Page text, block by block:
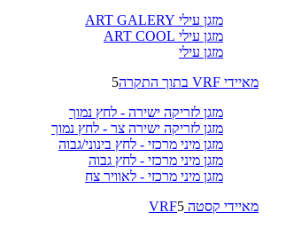
מזגן עילי ART GALERY
מזגן עילי ART COOL
מזגן עילי
מאיידי VRF בתוך התקרה
5
מזגן לזריקה ישירה - לחץ נמוך
מזגן לזריקה ישירה צר - לחץ נמוך
מזגן מיני מרכזי - לחץ בינוני/גבוה
מזגן מיני מרכזי - לחץ גבוה
מזגן מיני מרכזי - לאוויר צח
מאיידי קסטה VRF 5